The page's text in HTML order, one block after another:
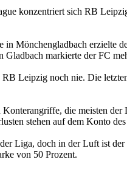
konzentriert sich RB
in Mönchengladbach erzielte
Gladbach markierte der FC
Leipzig noch nie. Die
die meisten
stehen auf dem Konto
Liga, doch in der Luft ist
von 50 Prozent.